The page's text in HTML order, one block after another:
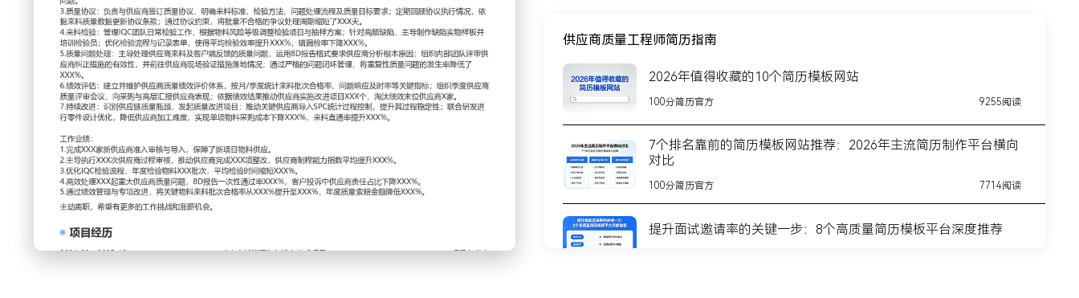
及一级供应商。
供应商质量工程师汇报对象：部门总监
工作概述：
1.供应商准入：负责新供应商导入审核，根据公司产品特性制定技术评审与质量体系检查
表；组织研发、采购进行现场审核，评估其生产能力和质量控制水平；通过样品验证与小
XXX%。
2.供应商审核：策划并执行年度供应商审核计划，覆盖关键与瓶颈供应商；采用过程审核
方法，重点检查生产现场的工艺控制与检验记录；针对审核发现的不符项，推动供应商制
定纠正预防措施并跟踪验证，年度内主导完成XXX次审核，发现并闭环XXX项关键问题。
3.质量协议：负责与供应商签订质量协议，明确来料标准、检验方法、问题处理流程及质
量目标要求；定期回顾协议执行情况，依据来料质量数据更新协议条款；通过协议约束，
供应商质量工程师简历指南
2026年值得收藏的10个简历模板网站
100分简历官方 9255阅读
7个排名靠前的简历模板网站推荐：2026年主流简历制作平台横向
对比
100分简历官方 7714阅读
提升面试邀请率的关键一步：8个高质量简历模板平台深度推荐